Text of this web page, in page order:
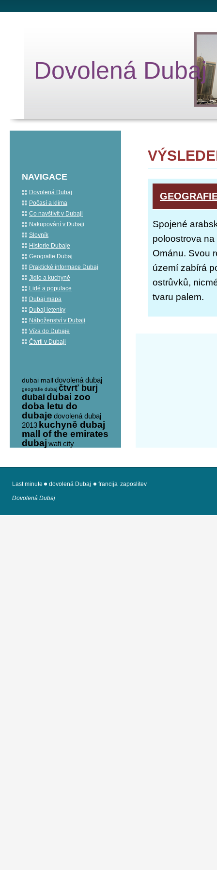
Dovolená Dubaj
Spojené
poloostrova
Ománu. Svou
území zabírá
ostrůvků,
tvaru palem.
NAVIGACE
Dovolená Dubaj
Počasí a klima
Co navštívit v Dubaji
Nakupování v Dubaji
Slovník
Historie Dubaje
Geografie Dubaj
Praktické informace Dubaj
Jídlo a kuchyně
Lidé a populace
Dubaj mapa
Dubaj letenky
Náboženství v Dubaji
Víza do Dubaje
Čtvrti v Dubaji
dubai malldovolená dubaj
geografie dubaj čtvrť burj
dubai dubai zoo
doba letu do
dubaje dovolená dubaj
2013 kuchyně dubaj
mall of the emirates
dubaj wafi city
Last minute dovolená Dubaj francija zaposlitev
Dovolená Dubaj